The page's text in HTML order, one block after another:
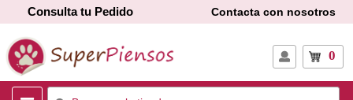
Consulta tu Pedido Contacta con nosotros
0